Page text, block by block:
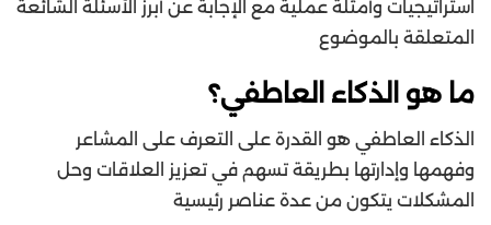
استراتيجيات وأمثلة عملية مع الإجابة عن أبرز الأسئلة الشائعة
المتعلقة بالموضوع
ما هو الذكاء العاطفي؟
الذكاء العاطفي هو القدرة على التعرف على المشاعر
وفهمها وإدارتها بطريقة تسهم في تعزيز العلاقات وحل
المشكلات يتكون من عدة عناصر رئيسية